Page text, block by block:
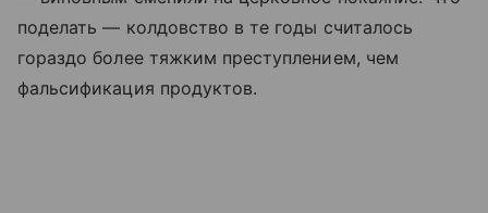
поделать — колдовство в те годы считалось
гораздо более тяжким преступлением, чем
фальсификация продуктов.